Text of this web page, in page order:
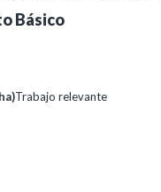
Básico
Trabajo relevante